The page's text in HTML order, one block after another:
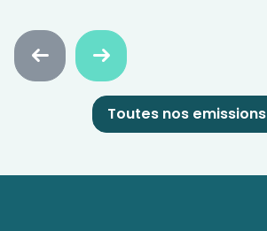
Faire
défiler
Faire
défiler
avant
Toutes nos emissions